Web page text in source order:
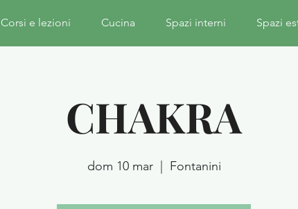
Corsi e lezioni Cucina Spazi interni Spazi
CHAKRA
dom 10 mar
  |
Fontanini